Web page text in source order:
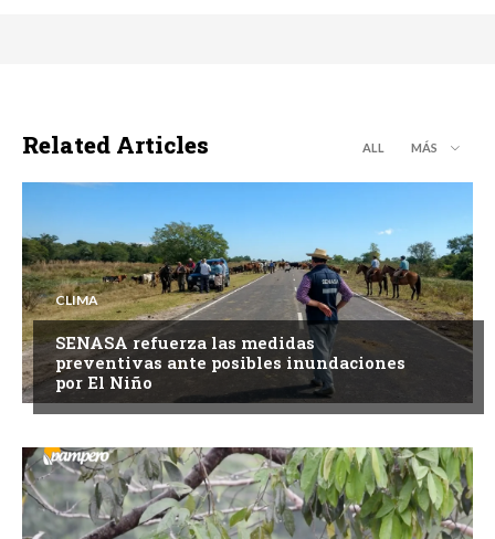
Related Articles ALL MÁS
CLIMA
SENASA refuerza las medidas
preventivas ante posibles inundaciones
por El Niño